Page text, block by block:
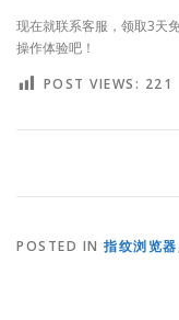
现在就联系客服，领取3天
操作体验吧！
POST VIEWS: 221
POSTED IN 指纹浏览器